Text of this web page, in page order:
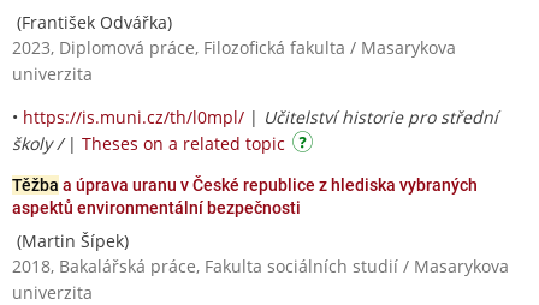
(František Odvářka)
2023, Diplomová práce, Filozofická fakulta / Masarykova
univerzita
• https://is.muni.cz/th/l0mpl/ | Učitelství historie pro střední
školy / | Theses on a related topic
Těžba a úprava uranu v České republice z hlediska vybraných
aspektů environmentální bezpečnosti
(Martin Šípek)
2018, Bakalářská práce, Fakulta sociálních studií / Masarykova
univerzita